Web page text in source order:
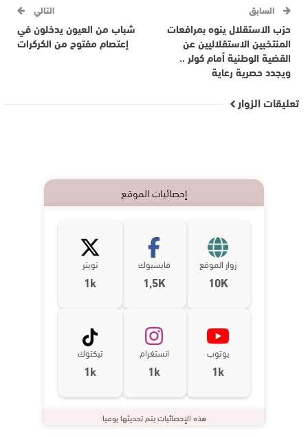
السابق
حزب الاستقلال ينوه بمرافعات
المنتخبين الاستقلاليين عن
القضية الوطنية أمام كولر ..
ويجدد حصرية رعاية
التالي
شباب من العيون يدخلون في
إعتصام مفتوح من الكركرات
تعليقات الزوار
إحصائيات الموقع
زوار الموقع
10K
فايسبوك
1,5K
تويتر
1k
يوتوب
1k
انستغرام
1k
تيكتوك
1k
هذه الإحصائيات يتم تحديثها يوميا